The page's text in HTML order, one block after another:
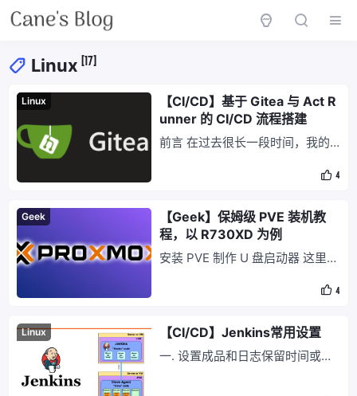
Linux [17]
Linux
【CI/CD】基于 Gitea 与 Act R
unner 的 CI/CD 流程搭建
前言 在过去很长一段时间，我的
ns 构建的。这套方案初期运行还
务日益增多，有限的硬件配置开始
捉襟见肘。此时，Jenkins 这类基
越看越不顺眼了。况且，抛开 Jen
4
Geek
【Geek】保姆级 PVE 装机教
程，以 R730XD 为例
安装 PVE 制作 U 盘启动器 这里我
U 盘，然后点击安装即可 需要注
持」
4
Linux 【CI/CD】Jenkins常用设置
一. 设置成品和日志保留时间或个